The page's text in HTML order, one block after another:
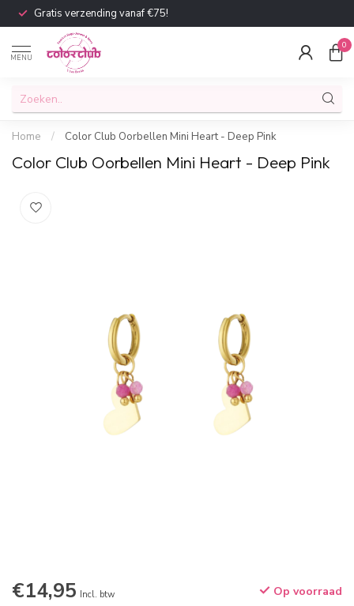
Gratis verzending vanaf €75!
MENU
0
Home / Color Club Oorbellen Mini Heart - Deep Pink
Color Club Oorbellen Mini Heart - Deep Pink
€14,95 Incl. btw Op voorraad